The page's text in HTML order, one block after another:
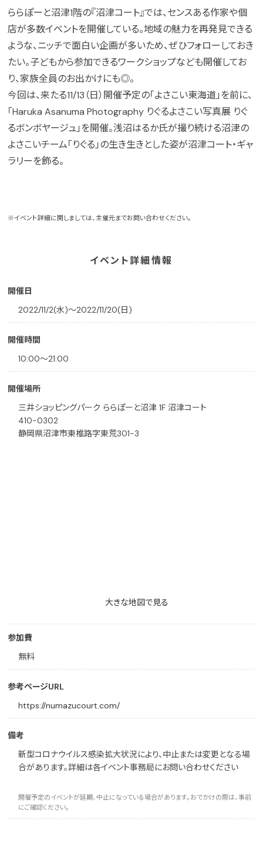
ららぽーと沼津1階の『沼津コート』では、センスある作家や個
店が多数イベントを開催している。地域の魅力を再発見できる
ような、ニッチで面白い企画が多いため、ぜひフォローしておき
たい。子どもから参加できるワークショップなども開催してお
り、家族全員のお出かけにも◎。
今回は、来たる11/13（日）開催予定の「よさこい東海道」を前に、
「Haruka Asanuma Photography りぐるよさこい写真展 りぐ
るボンボヤージュ」を開催。浅沼はるか氏が撮り続ける沼津の
よさこいチーム「りぐる」の生き生きとした姿が沼津コート・ギャ
ラリーを飾る。
※イベント詳細に関しましては、主催元までお問い合わせください。
イベント詳細情報
開催日
2022/11/2(水)〜2022/11/20(日)
開催時間
10:00〜21:00
開催場所
三井ショッピングパーク ららぽーと沼津 1F 沼津コート
410-0302
静岡県沼津市東椎路字東荒301-3
大きな地図で見る
参加費
無料
参考ページURL
https://numazucourt.com/
備考
新型コロナウイルス感染拡大状況により、中止または変更となる場
合があります。詳細は各イベント事務局にお問い合わせください
開催予定のイベントが延期、中止になっている場合があります。おでかけの際は、事前
にご確認ください。